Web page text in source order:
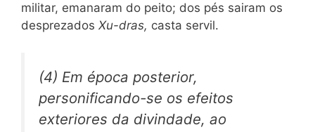
militar, emanaram do peito; dos pés sairam os
desprezados Xu-dras, casta servil.
(4) Em época posterior,
personificando-se os efeitos
exteriores da divindade, ao